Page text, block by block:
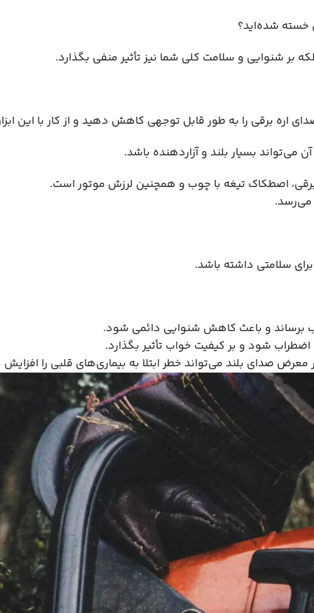
خسته شده‌اید؟
بر شنوایی و سلامت کلی شما نیز تأثیر منفی بگذارد.
اره برقی را به طور قابل توجهی کاهش دهید و از کار با این
می‌تواند بسیار بلند و آزاردهنده باشد.
برقی، اصطکاک تیغه با چوب و همچنین لرزش موتور است.
می‌رسد.
سلامتی داشته باشد.
و باعث کاهش شنوایی دائمی شود.
شود و بر کیفیت خواب تأثیر بگذارد.
صدای بلند می‌تواند خطر ابتلا به بیماری‌های قلبی را